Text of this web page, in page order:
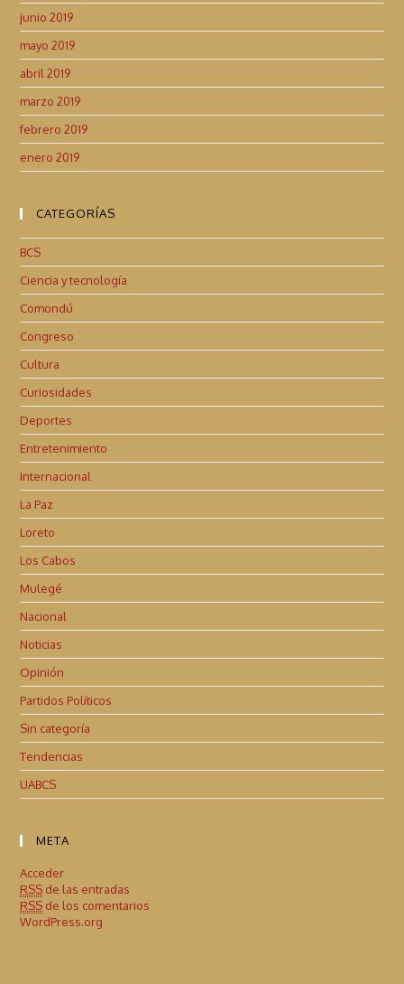
junio 2019
mayo 2019
abril 2019
marzo 2019
febrero 2019
enero 2019
CATEGORÍAS
BCS
Ciencia y tecnología
Comondú
Congreso
Cultura
Curiosidades
Deportes
Entretenimiento
Internacional
La Paz
Loreto
Los Cabos
Mulegé
Nacional
Noticias
Opinión
Partidos Políticos
Sin categoría
Tendencias
UABCS
META
Acceder
RSS de las entradas
RSS de los comentarios
WordPress.org